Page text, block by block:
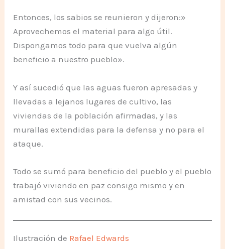
Entonces, los sabios se reunieron y dijeron:»
Aprovechemos el material para algo útil.
Dispongamos todo para que vuelva algún
beneficio a nuestro pueblo».
Y así sucedió que las aguas fueron apresadas y
llevadas a lejanos lugares de cultivo, las
viviendas de la población afirmadas, y las
murallas extendidas para la defensa y no para el
ataque.
Todo se sumó para beneficio del pueblo y el pueblo
trabajó viviendo en paz consigo mismo y en
amistad con sus vecinos.
Ilustración de Rafael Edwards